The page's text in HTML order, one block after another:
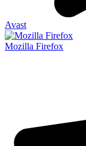
Avast
Mozilla Firefox